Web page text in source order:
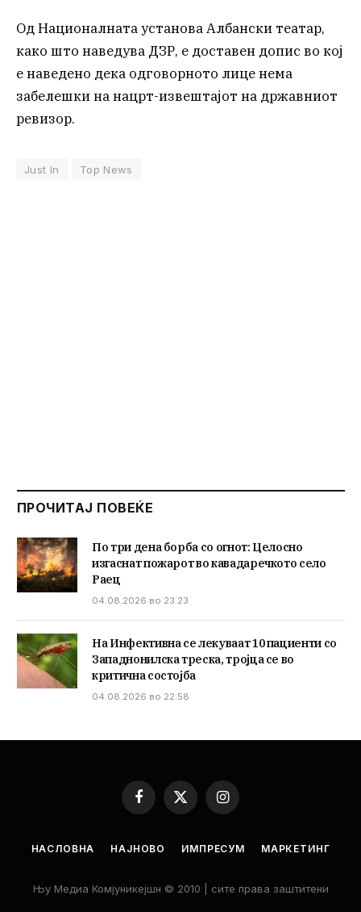
Од Националната установа Албански театар,
како што наведува ДЗР, е доставен допис во кој
е наведено дека одговорното лице нема
забелешки на нацрт-извештајот на државниот
ревизор.
Just In Top News
ПРОЧИТАЈ ПОВЕЌЕ
По три дена борба со огнот: Целосно
изгаснат пожарот во кавадаречкото село
Раец
04.08.2026 во 23:23
На Инфективна се лекуваат 10 пациенти со
Западнонилска треска, тројца се во
критична состојба
04.08.2026 во 22:58
Facebook
X
(Twitter)
Instagram
НАСЛОВНА НАЈНОВО ИМПРЕСУМ МАРКЕТИНГ
Њу Медиа Комјуникејшн © 2010 | сите права заштитени